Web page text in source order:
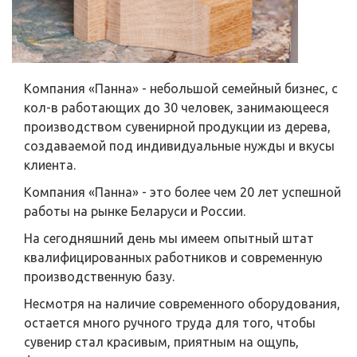
Компания «Панна» - небольшой семейный бизнес, с
кол-в работающих до 30 человек, занимающееся
производством сувенирной продукции из дерева,
создаваемой под индивидуальные нужды и вкусы
клиента.
Компания «Панна» - это более чем 20 лет успешной
работы на рынке Беларуси и России.
На сегодняшний день мы имеем опытный штат
квалифицированных работников и современную
производственную базу.
Несмотря на наличие современного оборудования,
остается много ручного труда для того, чтобы
сувенир стал красивым, приятным на ощупь,